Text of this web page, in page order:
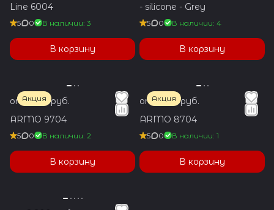
Line 6004
5 0 В наличии: 3
В корзину
- silicone - Grey
5 0 В наличии: 4
В корзину
Акция
от 1 350 руб.
ARMO 9704
5 0 В наличии: 2
В корзину
Акция
от 1 350 руб.
ARMO 8704
5 0 В наличии: 1
В корзину